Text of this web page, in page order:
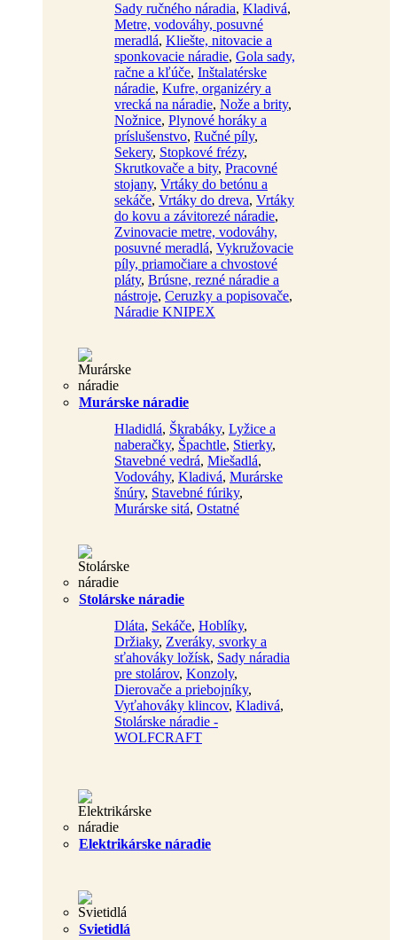
Sady ručného náradia, Kladivá,
Metre, vodováhy, posuvné
meradlá, Kliešte, nitovacie a
sponkovacie náradie, Gola sady,
račne a kľúče, Inštalatérske
náradie, Kufre, organizéry a
vrecká na náradie, Nože a brity,
Nožnice, Plynové horáky a
príslušenstvo, Ručné píly,
Sekery, Stopkové frézy,
Skrutkovače a bity, Pracovné
stojany, Vrtáky do betónu a
sekáče, Vrtáky do dreva, Vrtáky
do kovu a závitorezé náradie,
Zvinovacie metre, vodováhy,
posuvné meradlá, Vykružovacie
píly, priamočiare a chvostové
pláty, Brúsne, rezné náradie a
nástroje, Ceruzky a popisovače,
Náradie KNIPEX
Murárske náradie
Hladidlá, Škrabáky, Lyžice a
naberačky, Špachtle, Stierky,
Stavebné vedrá, Miešadlá,
Vodováhy, Kladivá, Murárske
šnúry, Stavebné fúriky,
Murárske sitá, Ostatné
Stolárske náradie
Dláta, Sekáče, Hoblíky,
Držiaky, Zveráky, svorky a
sťahováky ložísk, Sady náradia
pre stolárov, Konzoly,
Dierovače a priebojníky,
Vyťahováky klincov, Kladivá,
Stolárske náradie -
WOLFCRAFT
Elektrikárske náradie
Svietidlá